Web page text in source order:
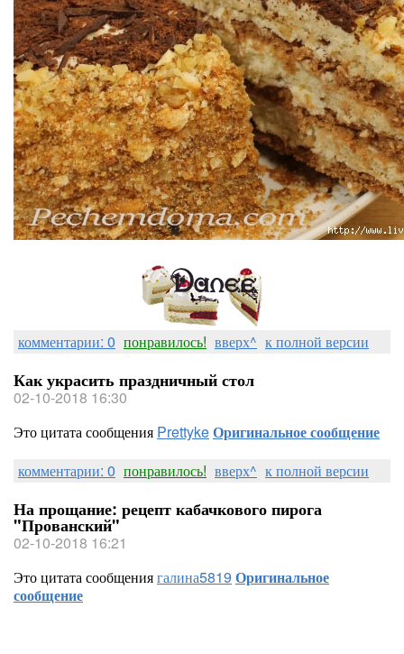
комментарии: 0 понравилось! вверх^ к полной версии
Как украсить праздничный стол
02-10-2018 16:30
Это цитата сообщения PrettykeОригинальное сообщение
комментарии: 0 понравилось! вверх^ к полной версии
На прощание: рецепт кабачкового пирога
"Прованский"
02-10-2018 16:21
Это цитата сообщениягалина5819 Оригинальное
сообщение